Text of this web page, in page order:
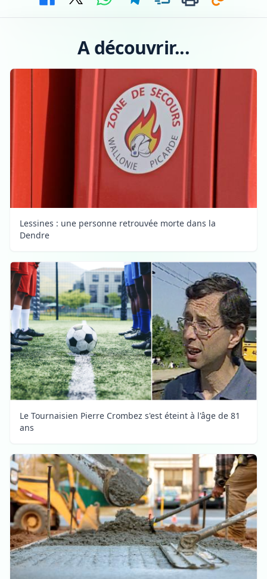
A découvrir...
Lessines : une personne retrouvée morte dans la
Dendre
Le Tournaisien Pierre Crombez s'est éteint à l'âge de 81
ans